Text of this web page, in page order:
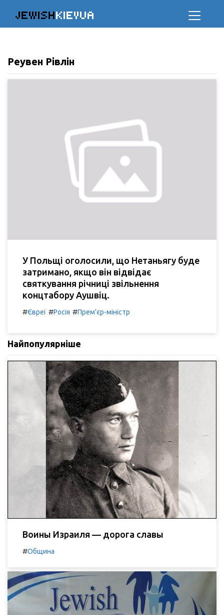
JEWISHKIEVUA
Реувен Рівлін
У Польщі оголосили, що Нетаньягу буде
затримано, якщо він відвідає
святкування річниці звільнення
концтабору Аушвіц.
#Євреї #Росія #Прем'єр-міністр
Найпопулярніше
Воины Израиля — дорога славы
#Община